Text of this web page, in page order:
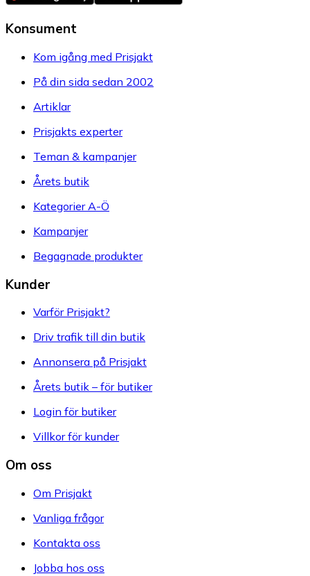
Konsument
Kom igång med Prisjakt
På din sida sedan 2002
Artiklar
Prisjakts experter
Teman & kampanjer
Årets butik
Kategorier A-Ö
Kampanjer
Begagnade produkter
Kunder
Varför Prisjakt?
Driv trafik till din butik
Annonsera på Prisjakt
Årets butik – för butiker
Login för butiker
Villkor för kunder
Om oss
Om Prisjakt
Vanliga frågor
Kontakta oss
Jobba hos oss